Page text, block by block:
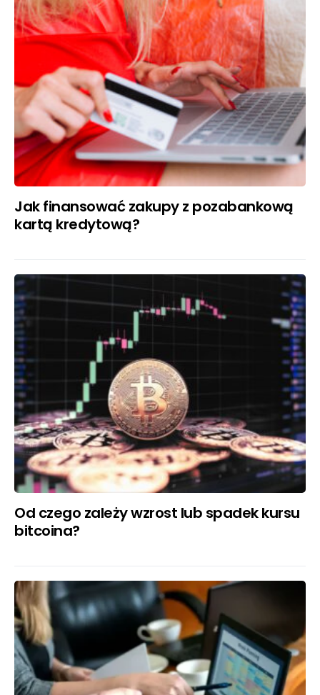
Jak finansować zakupy z pozabankową
kartą kredytową?
Od czego zależy wzrost lub spadek kursu
bitcoina?